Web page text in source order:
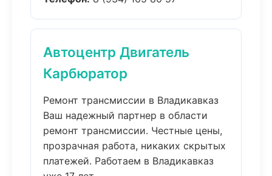
Автоцентр Двигатель
Карбюратор
Ремонт трансмиссии в Владикавказ
Ваш надежный партнер в области
ремонт трансмиссии. Честные цены,
прозрачная работа, никаких скрытых
платежей. Работаем в Владикавказ